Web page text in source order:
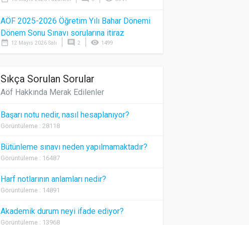
AÖF 2025-2026 Öğretim Yılı Bahar Dönemi
Dönem Sonu Sınavı sorularına itiraz
date_range 12 Mayıs 2026 Salı comment 2 visibility 1499
Sıkça Sorulan Sorular
Aöf Hakkında Merak Edilenler
Başarı notu nedir, nasıl hesaplanıyor?
Görüntüleme : 28118
Bütünleme sınavı neden yapılmamaktadır?
Görüntüleme : 16487
Harf notlarının anlamları nedir?
Görüntüleme : 14891
Akademik durum neyi ifade ediyor?
Görüntüleme : 13968